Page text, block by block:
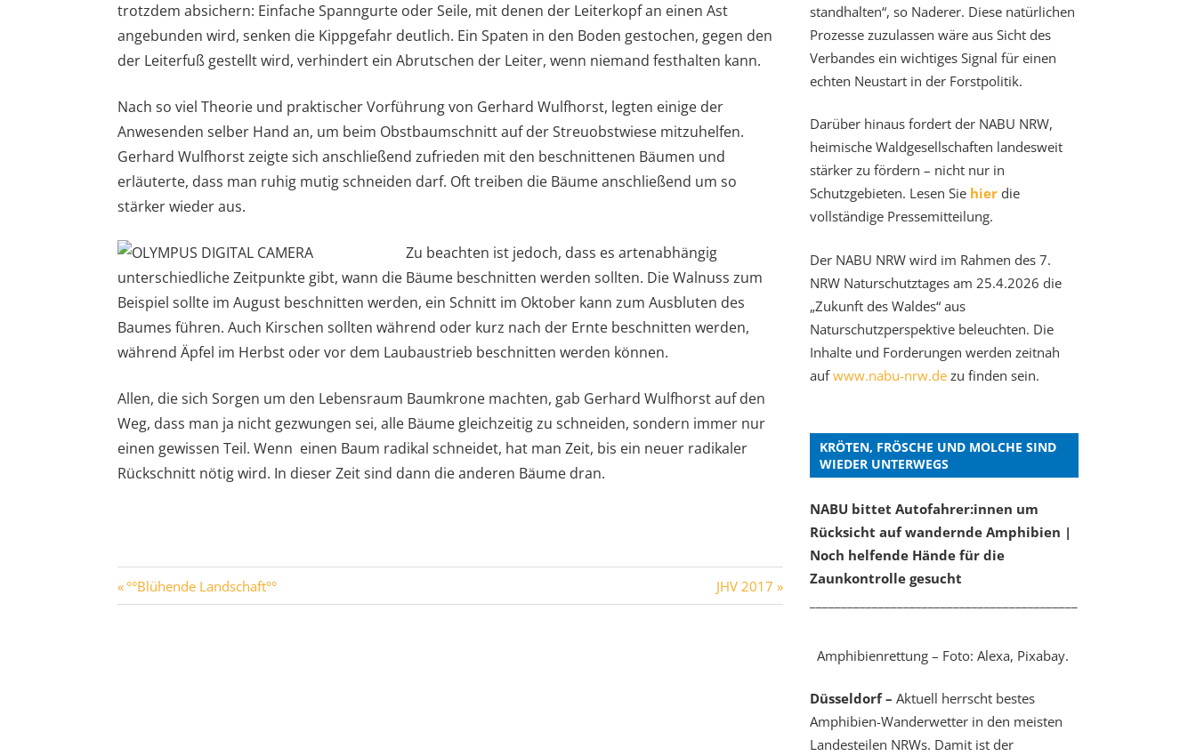
trotzdem absichern: Einfache Spanngurte oder Seile, mit denen der Leiterkopf an einen Ast
angebunden wird, senken die Kippgefahr deutlich. Ein Spaten in den Boden gestochen, gegen den
der Leiterfuß gestellt wird, verhindert ein Abrutschen der Leiter, wenn niemand festhalten kann.
Nach so viel Theorie und praktischer Vorführung von Gerhard Wulfhorst, legten einige der
Anwesenden selber Hand an, um beim Obstbaumschnitt auf der Streuobstwiese mitzuhelfen.
Gerhard Wulfhorst zeigte sich anschließend zufrieden mit den beschnittenen Bäumen und
erläuterte, dass man ruhig mutig schneiden darf. Oft treiben die Bäume anschließend um so
stärker wieder aus.
Zu beachten ist jedoch, dass es artenabhängig
unterschiedliche Zeitpunkte gibt, wann die Bäume beschnitten werden sollten. Die Walnuss zum
Beispiel sollte im August beschnitten werden, ein Schnitt im Oktober kann zum Ausbluten des
Baumes führen. Auch Kirschen sollten während oder kurz nach der Ernte beschnitten werden,
während Äpfel im Herbst oder vor dem Laubaustrieb beschnitten werden können.
Allen, die sich Sorgen um den Lebensraum Baumkrone machten, gab Gerhard Wulfhorst auf den
Weg, dass man ja nicht gezwungen sei, alle Bäume gleichzeitig zu schneiden, sondern immer nur
einen gewissen Teil. Wenn einen Baum radikal schneidet, hat man Zeit, bis ein neuer radikaler
Rückschnitt nötig wird. In dieser Zeit sind dann die anderen Bäume dran.
°°Blühende Landschaft°° JHV 2017
standhalten“, so Naderer. Diese natürlichen
Prozesse zuzulassen wäre aus Sicht des
Verbandes ein wichtiges Signal für einen
echten Neustart in der Forstpolitik.
Darüber hinaus fordert der NABU NRW,
heimische Waldgesellschaften landesweit
stärker zu fördern – nicht nur in
Schutzgebieten. Lesen Sie hier die
vollständige Pressemitteilung.
Der NABU NRW wird im Rahmen des 7.
NRW Naturschutztages am 25.4.2026 die
„Zukunft des Waldes“ aus
Naturschutzperspektive beleuchten. Die
Inhalte und Forderungen werden zeitnah
aufwww.nabu-nrw.dezu finden sein.
KRÖTEN, FRÖSCHE UND MOLCHE SIND
WIEDER UNTERWEGS
NABU bittet Autofahrer:innen um
Rücksicht auf wandernde Amphibien |
Noch helfende Hände für die
Zaunkontrolle gesucht
Amphibienrettung – Foto: Alexa, Pixabay.
Düsseldorf – Aktuell herrscht bestes
Amphibien-Wanderwetter in den meisten
Landesteilen NRWs. Damit ist der